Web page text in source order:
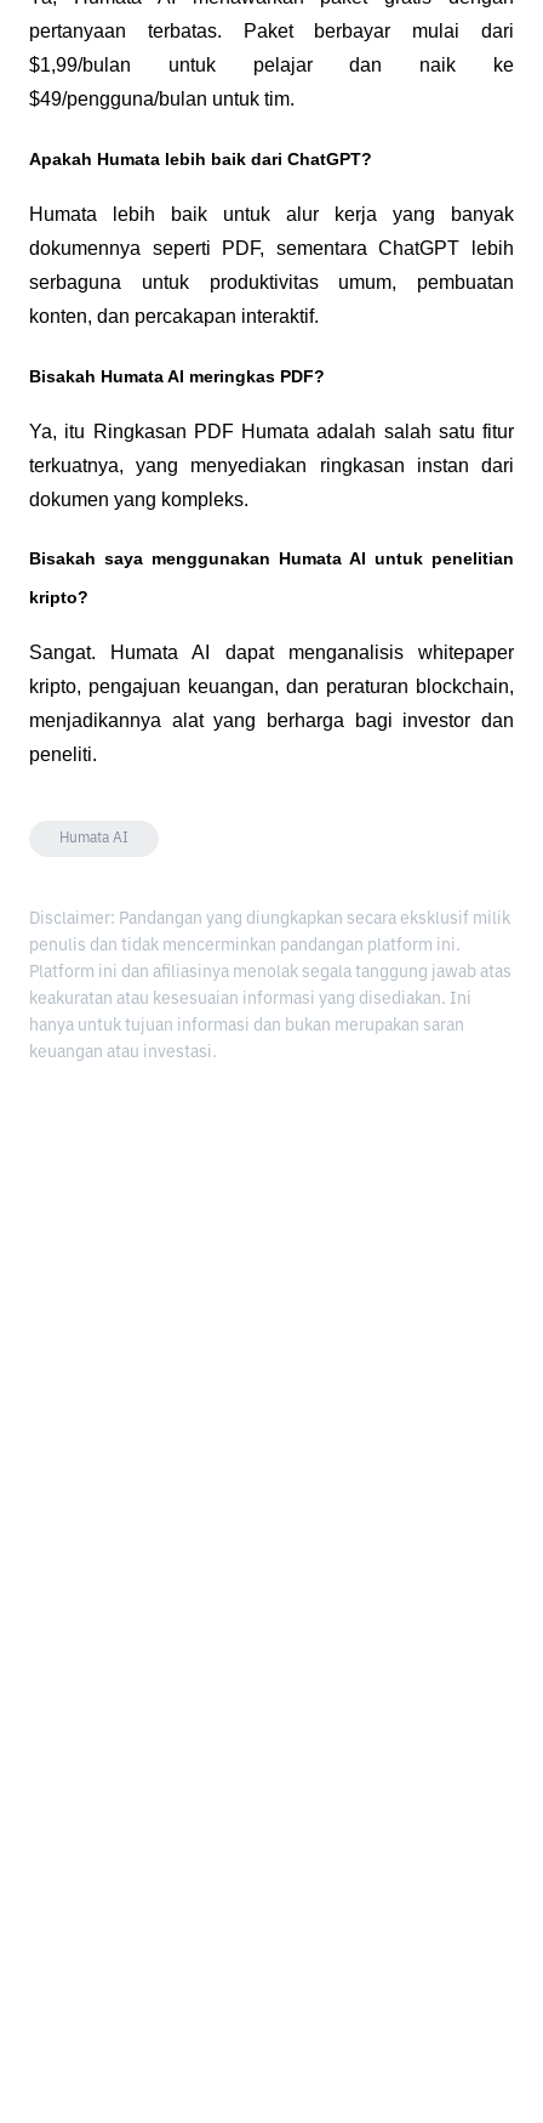
pertanyaan terbatas. Paket berbayar mulai dari
$1,99/bulan untuk pelajar dan naik ke
$49/pengguna/bulan untuk tim.
Apakah Humata lebih baik dari ChatGPT?
Humata lebih baik untuk alur kerja yang banyak
dokumennya seperti PDF, sementara ChatGPT lebih
serbaguna untuk produktivitas umum, pembuatan
konten, dan percakapan interaktif.
Bisakah Humata AI meringkas PDF?
Ya, itu Ringkasan PDF Humata adalah salah satu fitur
terkuatnya, yang menyediakan ringkasan instan dari
dokumen yang kompleks.
Bisakah saya menggunakan Humata AI untuk penelitian
kripto?
Sangat. Humata AI dapat menganalisis whitepaper
kripto, pengajuan keuangan, dan peraturan blockchain,
menjadikannya alat yang berharga bagi investor dan
peneliti.
Humata AI
Disclaimer: Pandangan yang diungkapkan secara eksklusif milik
penulis dan tidak mencerminkan pandangan platform ini.
Platform ini dan afiliasinya menolak segala tanggung jawab atas
keakuratan atau kesesuaian informasi yang disediakan. Ini
hanya untuk tujuan informasi dan bukan merupakan saran
keuangan atau investasi.